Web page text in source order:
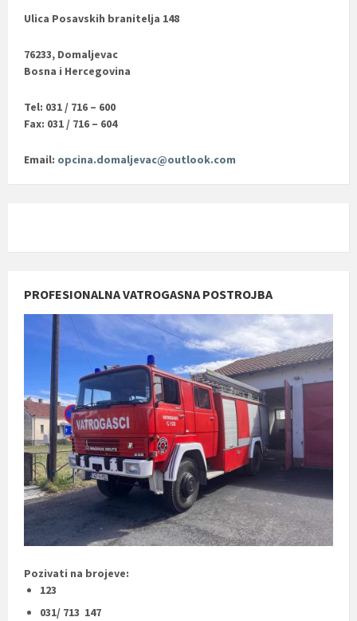
Ulica Posavskih branitelja 148
76233, Domaljevac
Bosna i Hercegovina
Tel: 031 / 716 – 600
Fax: 031 / 716 – 604
Email: opcina.domaljevac@outlook.com
PROFESIONALNA VATROGASNA POSTROJBA
Pozivati na brojeve:
123
031/ 713 147